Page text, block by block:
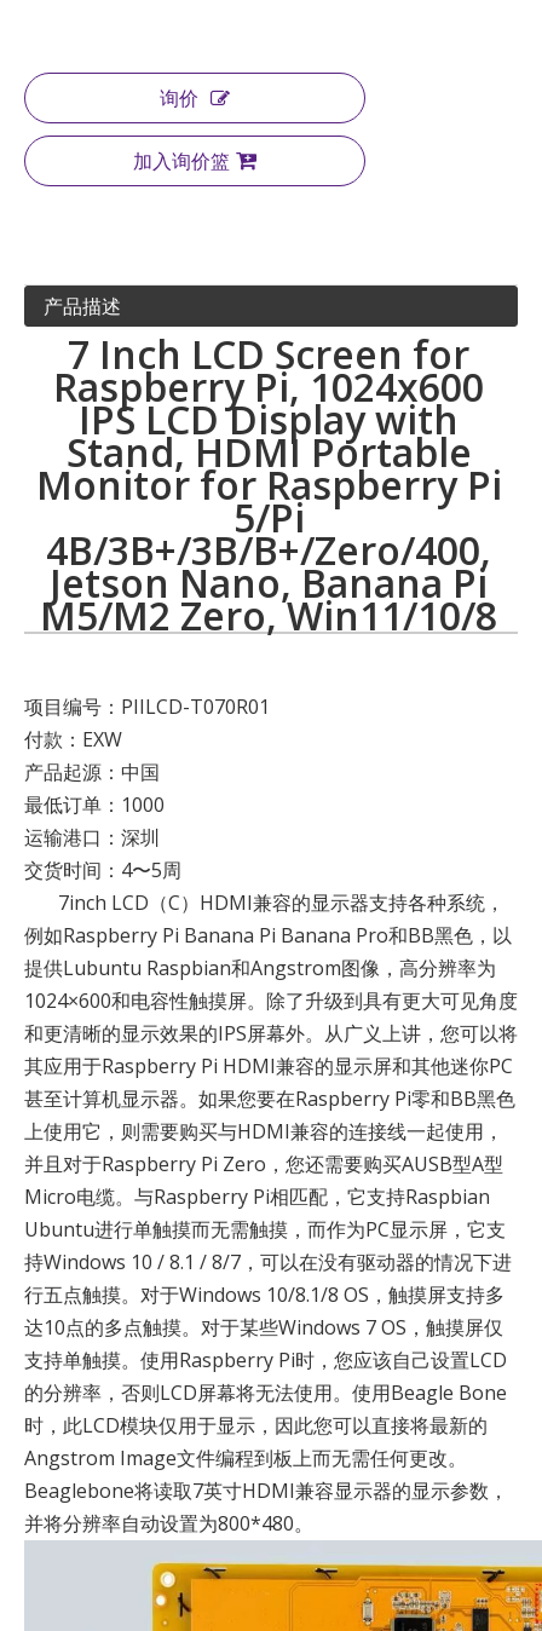
询价
加入询价篮
产品描述
7 Inch LCD Screen for
Raspberry Pi, 1024x600
IPS LCD Display with
Stand, HDMI Portable
Monitor for Raspberry Pi
5/Pi
4B/3B+/3B/B+/Zero/400,
Jetson Nano, Banana Pi
M5/M2 Zero, Win11/10/8
项目编号：PIILCD-T070R01
付款：EXW
产品起源：中国
最低订单：1000
运输港口：深圳
交货时间：4〜5周
7inch LCD（C）HDMI兼容的显示器支持各种系统，
例如Raspberry Pi Banana Pi Banana Pro和BB黑色，以
提供Lubuntu Raspbian和Angstrom图像，高分辨率为
1024×600和电容性触摸屏。除了升级到具有更大可见角度
和更清晰的显示效果的IPS屏幕外。从广义上讲，您可以将
其应用于Raspberry Pi HDMI兼容的显示屏和其他迷你PC
甚至计算机显示器。如果您要在Raspberry Pi零和BB黑色
上使用它，则需要购买与HDMI兼容的连接线一起使用，
并且对于Raspberry Pi Zero，您还需要购买AUSB型A型
Micro电缆。与Raspberry Pi相匹配，它支持Raspbian
Ubuntu进行单触摸而无需触摸，而作为PC显示屏，它支
持Windows 10 / 8.1 / 8/7，可以在没有驱动器的情况下进
行五点触摸。对于Windows 10/8.1/8 OS，触摸屏支持多
达10点的多点触摸。对于某些Windows 7 OS，触摸屏仅
支持单触摸。使用Raspberry Pi时，您应该自己设置LCD
的分辨率，否则LCD屏幕将无法使用。使用Beagle Bone
时，此LCD模块仅用于显示，因此您可以直接将最新的
Angstrom Image文件编程到板上而无需任何更改。
Beaglebone将读取7英寸HDMI兼容显示器的显示参数，
并将分辨率自动设置为800*480。